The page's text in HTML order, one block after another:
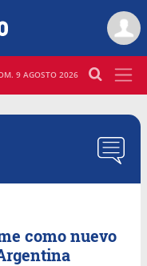
9 AGOSTO 2026
como nuevo